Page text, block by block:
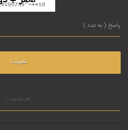
لغو عضویت